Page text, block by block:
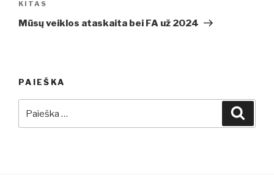
Kitas
įrašas
KITAS
Mūsų veiklos ataskaita bei FA už 2024
PAIEŠKA